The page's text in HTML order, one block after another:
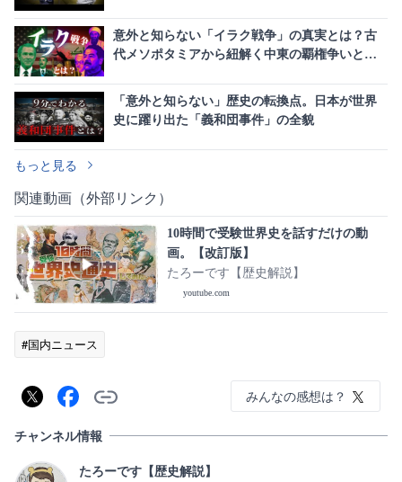
意外と知らない「イラク戦争」の真実とは？古
代メソポタミアから紐解く中東の覇権争いとア
「意外と知らない」歴史の転換点。日本が世界
史に躍り出た「義和団事件」の全貌
もっと見る
関連動画（外部リンク）
10時間で受験世界史を話すだけの動
画。【改訂版】
たろーです【歴史解説】
youtube.com
#国内ニュース
みんなの感想は？
チャンネル情報
たろーです【歴史解説】